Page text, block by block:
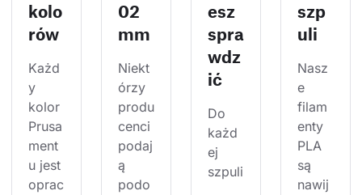
kolo
rów
Każd
y
kolor
Prusa
ment
u jest
oprac
02
mm
Niekt
órzy
produ
cenci
podaj
ą
podo
esz
spra
wdz
ić
Do
każd
ej
szpuli
szp
uli
Nasz
e
filam
enty
PLA
są
nawij